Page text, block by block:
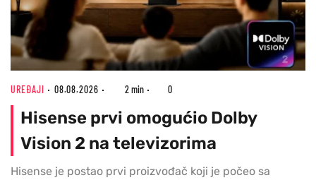
UREĐAJI 08.08.2026 2 min 0
Hisense prvi omogućio Dolby
Vision 2 na televizorima
Hisense je postao prvi proizvođač koji je počeo sa